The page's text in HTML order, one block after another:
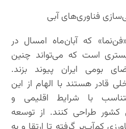
فناوری‌های آبی
که آبان‌ماه امسال در
است که می‌تواند چنین
بومی ایران پیوند بزند.
قادر هستند با الهام از این
با شرایط اقلیمی و
طراحی کنند. از توسعه